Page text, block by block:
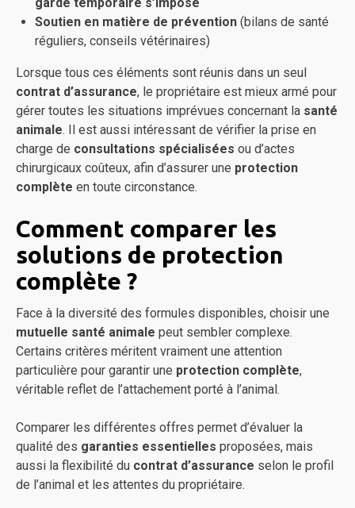
Soutien en matière de prévention (bilans de santé
réguliers, conseils vétérinaires)
Lorsque tous ces éléments sont réunis dans un seul
contrat d’assurance, le propriétaire est mieux armé pour
gérer toutes les situations imprévues concernant la santé
animale. Il est aussi intéressant de vérifier la prise en
charge de consultations spécialisées ou d’actes
chirurgicaux coûteux, afin d’assurer une protection
complète en toute circonstance.
Comment comparer les
solutions de protection
complète ?
Face à la diversité des formules disponibles, choisir une
mutuelle santé animale peut sembler complexe.
Certains critères méritent vraiment une attention
particulière pour garantir une protection complète,
véritable reflet de l’attachement porté à l’animal.
Comparer les différentes offres permet d’évaluer la
qualité des garanties essentielles proposées, mais
aussi la flexibilité du contrat d’assurance selon le profil
de l’animal et les attentes du propriétaire.